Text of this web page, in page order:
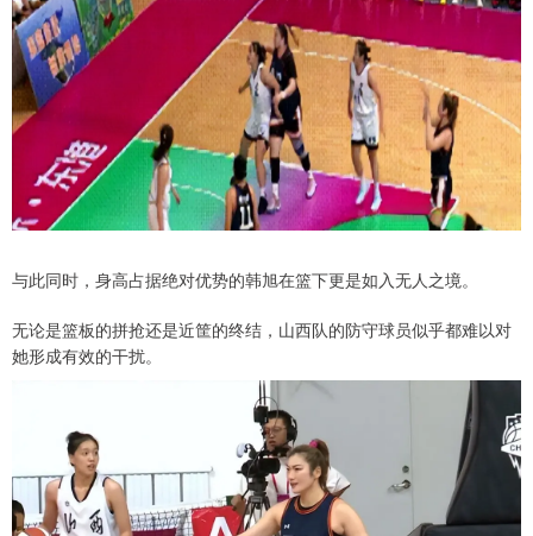
与此同时，身高占据绝对优势的韩旭在篮下更是如入无人之境。
无论是篮板的拼抢还是近筐的终结，山西队的防守球员似乎都难以对
她形成有效的干扰。